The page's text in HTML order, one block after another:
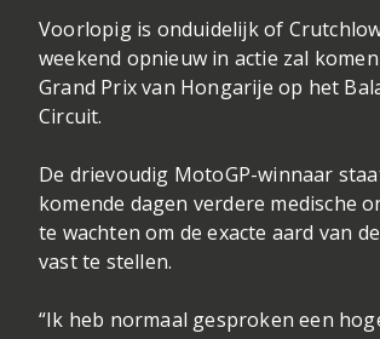
Voorlopig is onduidelijk of
weekend opnieuw in actie zal
Grand Prix van Hongarije op het
Circuit.
De drievoudig MotoGP-winnaar
komende dagen verdere medische
te wachten om de exacte aard van
vast te stellen.
“Ik heb normaal gesproken een